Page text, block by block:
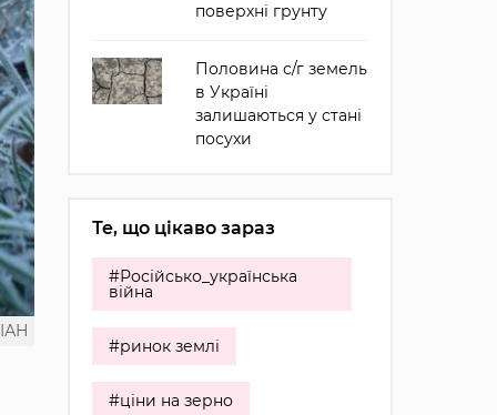
поверхні грунту
Половина с/г земель
в Україні
залишаються у стані
посухи
Те, що цікаво зараз
#Російсько_українська
війна
#ринок землі
#ціни на зерно